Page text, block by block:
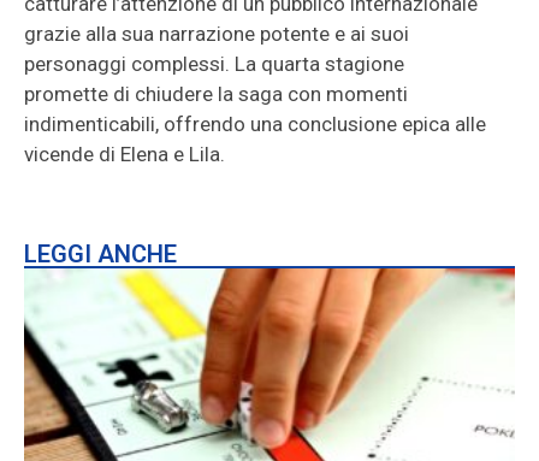
grazie alla sua narrazione potente e ai suoi
personaggi complessi. La quarta stagione
promette di chiudere la saga con momenti
indimenticabili, offrendo una conclusione epica alle
vicende di Elena e Lila.
LEGGI ANCHE